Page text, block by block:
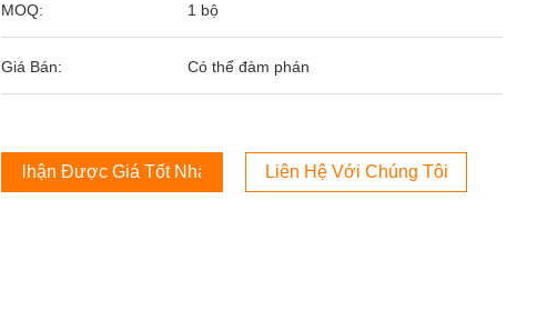
MOQ: 1 bộ
Giá Bán: Có thể đàm phán
Nhận Được Giá Tốt Nhất Liên Hệ Với Chúng Tôi